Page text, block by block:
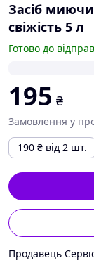
Засіб
свіжість 5 л
Готово до
195 ₴
Замовлення у
190 ₴ від 2 шт.
Продавець